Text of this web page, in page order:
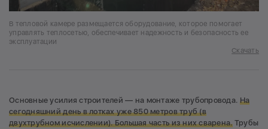
В тепловой камере размещается оборудование, которое помогает
управлять теплосетью, обеспечивает надежность и безопасность ее
эксплуатации
Скачать
Основные усилия строителей — на монтаже трубопровода. На
сегодняшний день в лотках уже 850 метров труб (в
двухтрубном исчислении). Большая часть из них сварена.Трубы